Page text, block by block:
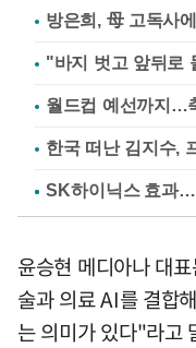
방은희, 母 고독사
"바지 벗고 앞뒤로
월드컵 예선까지…
한국 떠난 김지수,
윤승현 메디아나 대
술과 의료 AI를 결합
는 의미가 있다"라고